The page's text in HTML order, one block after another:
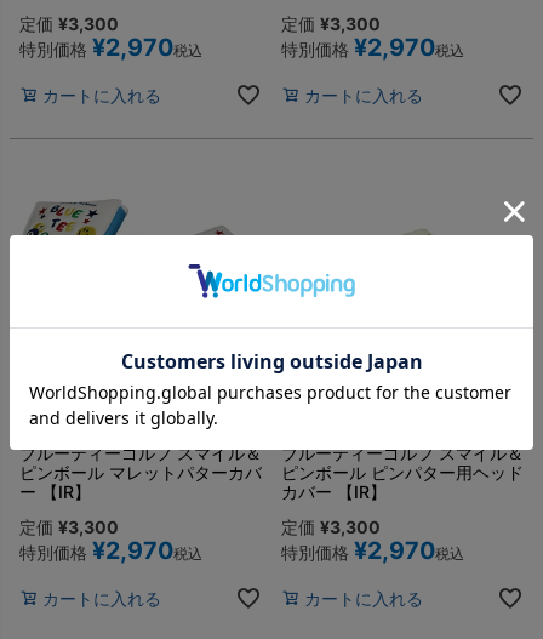
定価 ¥3,300
特別価格 ¥2,970税込
カートに入れる
定価 ¥3,300
特別価格 ¥2,970税込
カートに入れる
ブルーティーゴルフ スマイル＆
ピンボール マレットパターカバ
ー 【IR】
定価 ¥3,300
特別価格 ¥2,970税込
カートに入れる
ブルーティーゴルフ スマイル＆
ピンボール ピンパター用ヘッド
カバー 【IR】
定価 ¥3,300
特別価格 ¥2,970税込
カートに入れる